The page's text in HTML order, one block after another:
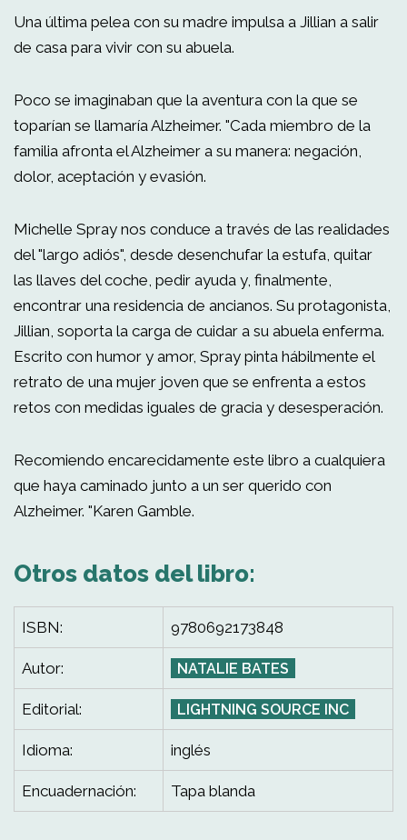
Una última pelea con su madre impulsa a Jillian a salir
de casa para vivir con su abuela.
Poco se imaginaban que la aventura con la que se
toparían se llamaría Alzheimer. "Cada miembro de la
familia afronta el Alzheimer a su manera: negación,
dolor, aceptación y evasión.
Michelle Spray nos conduce a través de las realidades
del "largo adiós", desde desenchufar la estufa, quitar
las llaves del coche, pedir ayuda y, finalmente,
encontrar una residencia de ancianos. Su protagonista,
Jillian, soporta la carga de cuidar a su abuela enferma.
Escrito con humor y amor, Spray pinta hábilmente el
retrato de una mujer joven que se enfrenta a estos
retos con medidas iguales de gracia y desesperación.
Recomiendo encarecidamente este libro a cualquiera
que haya caminado junto a un ser querido con
Alzheimer. "Karen Gamble.
Otros datos del libro:
ISBN: 9780692173848
Autor: NATALIE BATES
Editorial: LIGHTNING SOURCE INC
Idioma: inglés
Encuadernación: Tapa blanda